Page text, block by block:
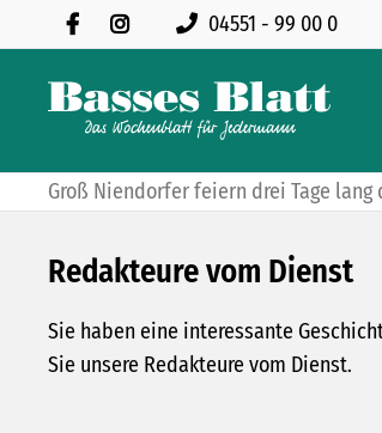
04551 - 99 00 0
Groß Niendorfer feiern drei Tage lang
Redakteure vom Dienst
Sie haben eine interessante
Sie unsere Redakteure vom Dienst.